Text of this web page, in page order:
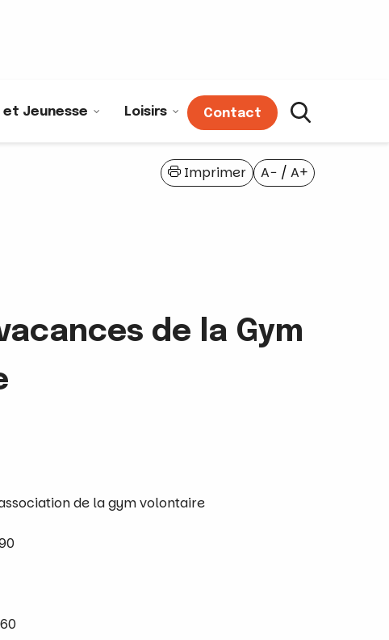
et Jeunesse Loisirs Contact
A− / A+
Imprimer
de la Gym
de la gym volontaire